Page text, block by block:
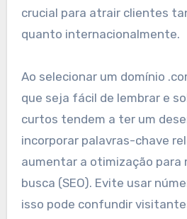
crucial para atrair clientes
quanto internacionalmente.
Ao selecionar um domínio
que seja fácil de lembrar e
curtos tendem a ter um
incorporar palavras-chave
aumentar a otimização para
busca (SEO). Evite usar
isso pode confundir